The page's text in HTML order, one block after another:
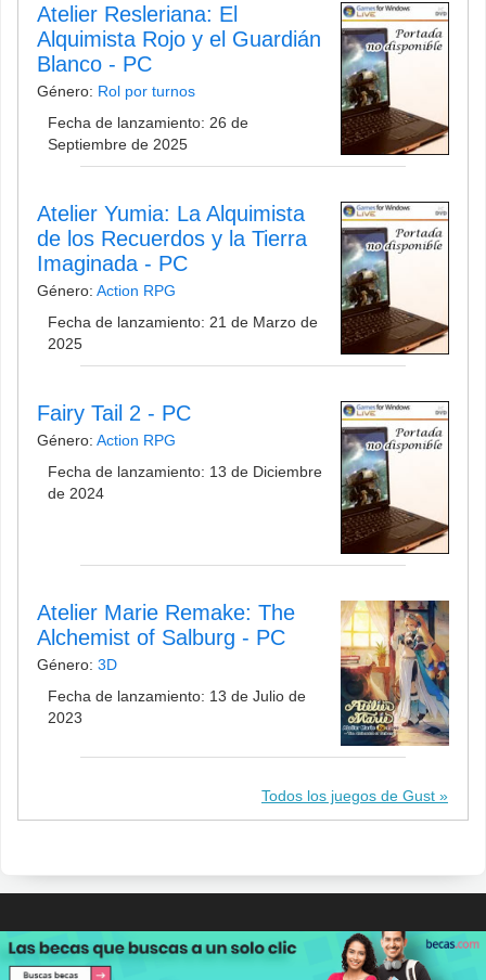
Atelier Resleriana: El
Alquimista Rojo y el Guardián
Blanco - PC
Género: Rol por turnos
Fecha de lanzamiento: 26 de
Septiembre de 2025
Atelier Yumia: La Alquimista
de los Recuerdos y la Tierra
Imaginada - PC
Género: Action RPG
Fecha de lanzamiento: 21 de Marzo de
2025
Fairy Tail 2 - PC
Género: Action RPG
Fecha de lanzamiento: 13 de Diciembre
de 2024
Atelier Marie Remake: The
Alchemist of Salburg - PC
Género: 3D
Fecha de lanzamiento: 13 de Julio de
2023
Todos los juegos de Gust